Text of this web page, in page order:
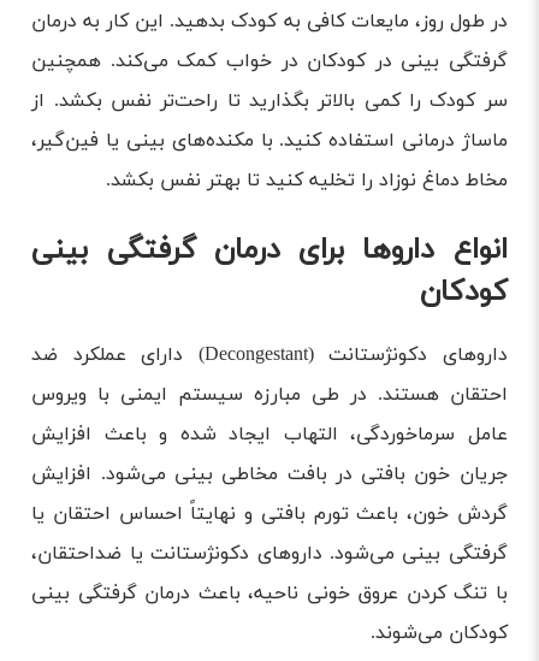
در طول روز، مایعات کافی به کودک بدهید. این کار به درمان
گرفتگی بینی در کودکان در خواب کمک می‌کند. همچنین
سر کودک را کمی بالاتر بگذارید تا راحت‌تر نفس بکشد. از
ماساژ درمانی استفاده کنید. با مکنده‌های بینی یا فین‌گیر،
مخاط دماغ نوزاد را تخلیه کنید تا بهتر نفس بکشد.
انواع داروها برای درمان گرفتگی بینی
کودکان
دارو‌های دکونژستانت (Decongestant) دارای عملکرد ضد
احتقان هستند. در طی مبارزه سیستم ایمنی با ویروس
عامل سرماخوردگی، التهاب ایجاد شده و باعث افزایش
جریان خون بافتی در بافت مخاطی بینی می‌شود. افزایش
گردش خون، باعث تورم بافتی و نهایتاً احساس احتقان یا
گرفتگی بینی می‌شود. دارو‌های دکونژستانت یا ضداحتقان،
با تنگ ‌کردن عروق خونی ناحیه، باعث درمان گرفتگی بینی
کودکان می‌شوند.